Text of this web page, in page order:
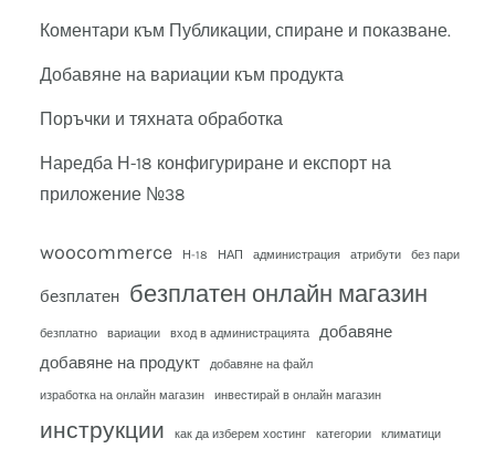
Коментари към Публикации, спиране и показване.
Добавяне на вариации към продукта
Поръчки и тяхната обработка
Наредба Н-18 конфигуриране и експорт на
приложение №38
woocommerce Н-18 НАП администрация атрибути без пари
безплатен безплатен онлайн магазин
безплатно вариации вход в администрацията
добавяне
добавяне на продукт
добавяне на файл
изработка на онлайн магазин инвестирай в онлайн магазин
инструкции как да изберем хостинг категории климатици